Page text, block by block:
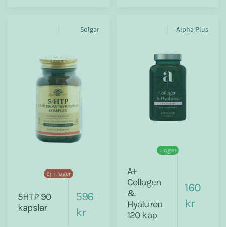
Solgar
Ej i lager
5HTP 90
kapslar
596
kr
Alpha Plus
I lager
A+
Collagen
&
Hyaluron
120 kap
160
kr